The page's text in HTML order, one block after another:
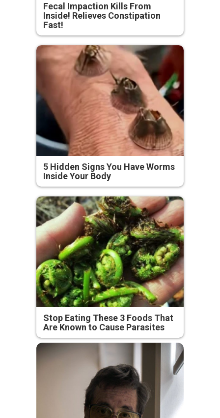
Fecal Impaction Kills From
Inside! Relieves Constipation
Fast!
5 Hidden Signs You Have Worms
Inside Your Body
Stop Eating These 3 Foods That
Are Known to Cause Parasites